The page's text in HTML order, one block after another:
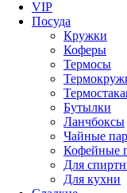
VIP
Посуда
Кружки
Коферы
Термосы
Бутылки
Ланчбоксы
Чайные
Кофейные
Для
Для кухни